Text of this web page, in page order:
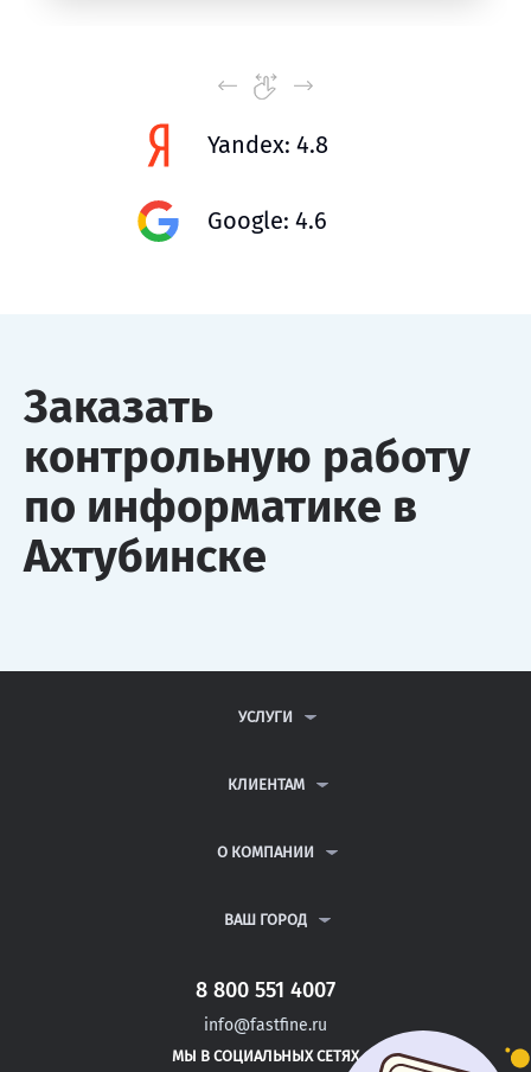
Yandex: 4.8
Google: 4.6
Заказать
контрольную работу
по информатике в
Ахтубинске
УСЛУГИ
ДИПЛОМНЫЕ РАБОТЫ
РЕФЕРАТЫ
КЛИЕНТАМ
ВОПРОСЫ И ОТВЕТЫ
ПОЛИТИКА КОНФИДЕНЦИАЛЬНОСТИ
О КОМПАНИИ
КОНТАКТЫ
ВАШ ГОРОД
САНКТ-ПЕТЕРБУРГ
ОТРАДНАЯ
ТИХОРЕЦК
8 800 551 4007
info@fastfine.ru
МЫ В СОЦИАЛЬНЫХ СЕТЯХ